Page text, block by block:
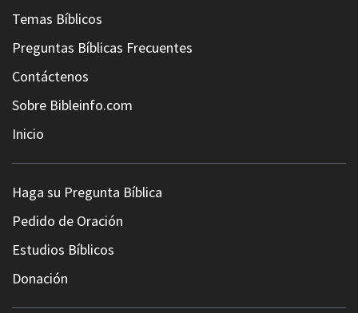
Temas Bíblicos
Preguntas Bíblicas Frecuentes
Contáctenos
Sobre Bibleinfo.com
Inicio
Haga su Pregunta Bíblica
Pedido de Oración
Estudios Bíblicos
Donación